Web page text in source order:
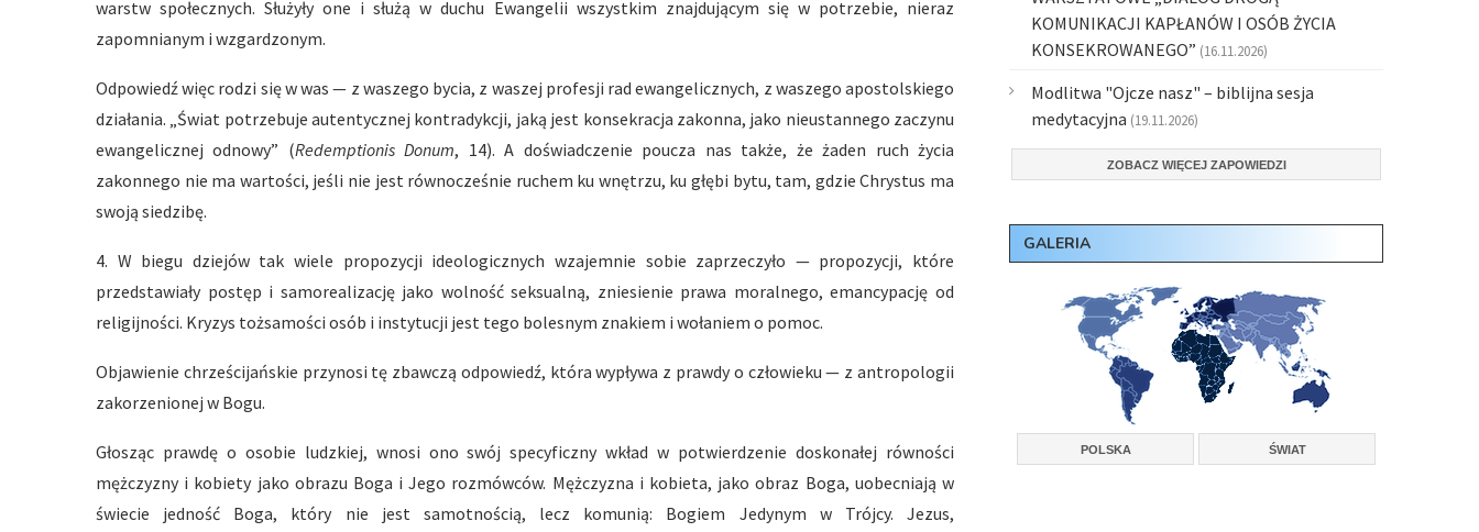
warstw społecznych. Służyły one i służą w duchu Ewangelii wszystkim znajdującym się w potrzebie, nieraz
zapomnianym i wzgardzonym.
Odpowiedź więc rodzi się w was — z waszego bycia, z waszej profesji rad ewangelicznych, z waszego apostolskiego
działania. „Świat potrzebuje autentycznej kontradykcji, jaką jest konsekracja zakonna, jako nieustannego zaczynu
ewangelicznej odnowy” (Redemptionis Donum, 14). A doświadczenie poucza nas także, że żaden ruch życia
zakonnego nie ma wartości, jeśli nie jest równocześnie ruchem ku wnętrzu, ku głębi bytu, tam, gdzie Chrystus ma
swoją siedzibę.
4. W biegu dziejów tak wiele propozycji ideologicznych wzajemnie sobie zaprzeczyło — propozycji, które
przedstawiały postęp i samorealizację jako wolność seksualną, zniesienie prawa moralnego, emancypację od
religijności. Kryzys tożsamości osób i instytucji jest tego bolesnym znakiem i wołaniem o pomoc.
Objawienie chrześcijańskie przynosi tę zbawczą odpowiedź, która wypływa z prawdy o człowieku — z antropologii
zakorzenionej w Bogu.
Głosząc prawdę o osobie ludzkiej, wnosi ono swój specyficzny wkład w potwierdzenie doskonałej równości
mężczyzny i kobiety jako obrazu Boga i Jego rozmówców. Mężczyzna i kobieta, jako obraz Boga, uobecniają w
świecie jedność Boga, który nie jest samotnością, lecz komunią: Bogiem Jedynym w Trójcy. Jezus,
KOMUNIKACJI KAPŁANÓW I OSÓB ŻYCIA
KONSEKROWANEGO” (16.11.2026)
Modlitwa "Ojcze nasz" – biblijna sesja
medytacyjna (19.11.2026)
ZOBACZ WIĘCEJ ZAPOWIEDZI
GALERIA
POLSKA ŚWIAT